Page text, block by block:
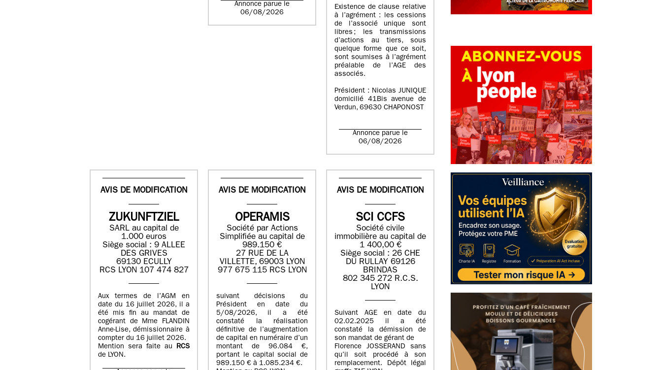
Annonce parue le
06/08/2026
Existence de clause relative
à l’agrément : les cessions
de l’associé unique sont
libres ; les transmissions
d’actions au tiers, sous
quelque forme que ce soit,
sont soumises à l’agrément
préalable de l’AGE des
associés.
Président : Nicolas JUNIQUE
domicilié 41Bis avenue de
Verdun, 69630 CHAPONOST
Annonce parue le
06/08/2026
AVIS DE MODIFICATION
ZUKUNFTZIEL
SARL au capital de
1.000 euros
Siège social : 9 ALLEE
DES GRIVES
69130 ECULLY
RCS LYON 107 474 827
Aux termes de l’AGM en
date du 16 juillet 2026, il a
été mis fin au mandat de
cogérant de Mme FLANDIN
Anne-Lise, démissionnaire à
compter du 16 juillet 2026.
Mention sera faite au RCS
de LYON.
AVIS DE MODIFICATION
OPERAMIS
Société par Actions
Simplifiée au capital de
989.150 €
27 RUE DE LA
VILLETTE, 69003 LYON
977 675 115 RCS LYON
suivant décisions du
Président en date du
5/08/2026, il a été
constaté la réalisation
définitive de l’augmentation
de capital en numéraire d’un
montant de 96.084 €,
portant le capital social de
989.150 € à 1.085.234 €.
AVIS DE MODIFICATION
SCI CCFS
Société civile
immobilière au capital de
1 400,00 €
Siège social : 26 CHE
DU RULLAY 69126
BRINDAS
802 345 272 R.C.S.
LYON
Suivant AGE en date du
02.02.2025 il a été
constaté la démission de
son mandat de gérant de
Florence JOSSERAND sans
qu’il soit procédé à son
remplacement. Dépôt légal